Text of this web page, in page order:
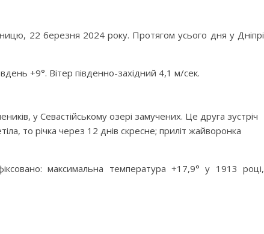
22 березня 2024 року. Протягом усього дня у Дніпрі
+9°. Вітер південно-західний 4,1 м/сек.
у Севастійському озері замучених. Це друга зустріч
то річка через 12 днів скресне; приліт жайворонка
максимальна температура +17,9° у 1913 році,